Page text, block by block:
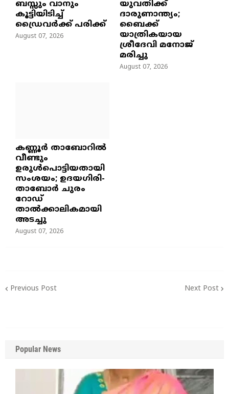
ബസ്സും വാനും
കൂട്ടിയിടിച്ച്
ഡ്രൈവർക്ക് പരിക്ക്
August 07, 2026
യുവതിക്ക്
ദാരുണാന്ത്യം;
ബൈക്ക്
യാത്രികയായ
ശ്രീദേവി മനോജ്
മരിച്ചു
August 07, 2026
കണ്ണൂർ താബോറിൽ
വീണ്ടും
ഉരുൾപൊട്ടിയതായി
സംശയം; ഉദയഗിരി-
താബോർ ചുരം
റോഡ്
താൽക്കാലികമായി
അടച്ചു
August 07, 2026
Previous Post Next Post
Popular News